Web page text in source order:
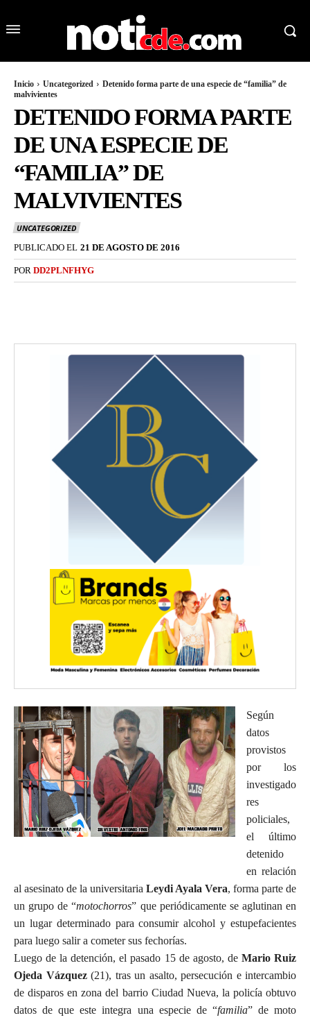
Inicio Uncategorized
Detenido forma parte de una especie de “familia” de
malvivientes
DETENIDO FORMA PARTE
DE UNA ESPECIE DE
“FAMILIA” DE
MALVIVIENTES
UNCATEGORIZED
PUBLICADO EL 21 DE AGOSTO DE 2016
POR DD2PLNFHYG
Según
datos
provistos
por los
investigado
res
policiales,
el último
detenido
en relación
al asesinato de la universitaria Leydi Ayala Vera, forma parte de
un grupo de “motochorros” que periódicamente se aglutinan en
un lugar determinado para consumir alcohol y estupefacientes
para luego salir a cometer sus fechorías.
Luego de la detención, el pasado 15 de agosto, de Mario Ruiz
Ojeda Vázquez(21), tras un asalto, persecución e intercambio
de disparos en zona del barrio Ciudad Nueva, la policía obtuvo
datos de que este integra una especie de “familia” de moto